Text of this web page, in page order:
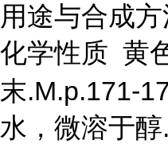
用途与合成
化学性质 黄
末.M.p.171-
水，微溶于醇.